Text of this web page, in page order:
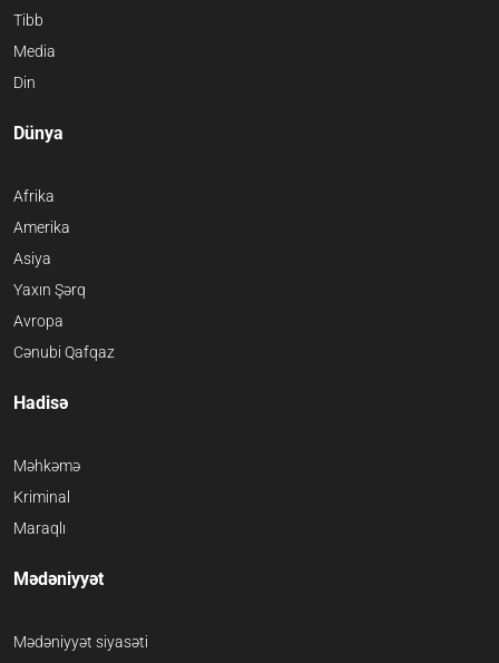
Tibb
Media
Din
Dünya
Afrika
Amerika
Asiya
Yaxın Şərq
Avropa
Cənubi Qafqaz
Hadisə
Məhkəmə
Kriminal
Maraqlı
Mədəniyyət
Mədəniyyət siyasəti